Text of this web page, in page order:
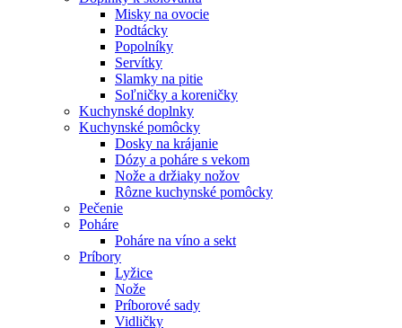
Misky na ovocie
Podtácky
Popolníky
Servítky
Slamky na pitie
Soľničky a koreničky
Kuchynské doplnky
Kuchynské pomôcky
Dosky na krájanie
Dózy a poháre s vekom
Nože a držiaky nožov
Rôzne kuchynské pomôcky
Pečenie
Poháre
Poháre na víno a sekt
Príbory
Lyžice
Nože
Príborové sady
Vidličky